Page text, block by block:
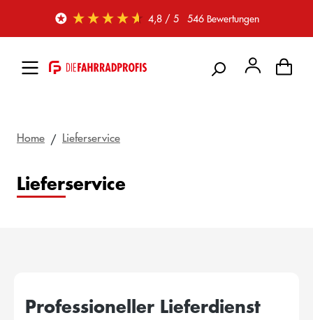
Zum Hauptinhalt springen 4,8/ 5 546 Bewertungen
Home Lieferservice
Lieferservice
Professioneller Lieferdienst